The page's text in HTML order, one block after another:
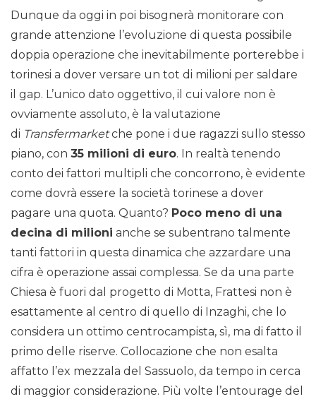
Dunque da oggi in poi bisognerà monitorare con
grande attenzione l’evoluzione di questa possibile
doppia operazione che inevitabilmente porterebbe i
torinesi a dover versare un tot di milioni per saldare
il gap. L’unico dato oggettivo, il cui valore non è
ovviamente assoluto, è la valutazione
di Transfermarketche pone i due ragazzi sullo stesso
piano, con 35 milioni di euro. In realtà tenendo
conto dei fattori multipli che concorrono, è evidente
come dovrà essere la società torinese a dover
pagare una quota. Quanto? Poco meno di una
decina di milioni anche se subentrano talmente
tanti fattori in questa dinamica che azzardare una
cifra è operazione assai complessa. Se da una parte
Chiesa è fuori dal progetto di Motta, Frattesi non è
esattamente al centro di quello di Inzaghi, che lo
considera un ottimo centrocampista, sì, ma di fatto il
primo delle riserve. Collocazione che non esalta
affatto l’ex mezzala del Sassuolo, da tempo in cerca
di maggior considerazione. Più volte l’entourage del